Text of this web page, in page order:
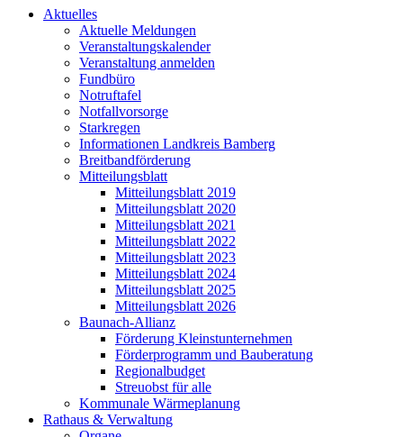
Aktuelles
Aktuelle Meldungen
Veranstaltungskalender
Veranstaltung anmelden
Fundbüro
Notruftafel
Notfallvorsorge
Starkregen
Informationen Landkreis Bamberg
Breitbandförderung
Mitteilungsblatt
Mitteilungsblatt 2019
Mitteilungsblatt 2020
Mitteilungsblatt 2021
Mitteilungsblatt 2022
Mitteilungsblatt 2023
Mitteilungsblatt 2024
Mitteilungsblatt 2025
Mitteilungsblatt 2026
Baunach-Allianz
Förderung Kleinstunternehmen
Förderprogramm und Bauberatung
Regionalbudget
Streuobst für alle
Kommunale Wärmeplanung
Rathaus & Verwaltung